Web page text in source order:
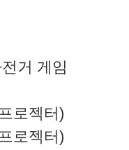
거 게임
로젝터)
로젝터)